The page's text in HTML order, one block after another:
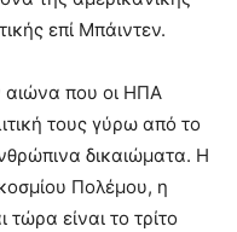
επί Μπάιντεν.
αιώνα που οι ΗΠΑ
τους γύρω από το
δικαιώματα. Η
Πολέμου, η
είναι το τρίτο